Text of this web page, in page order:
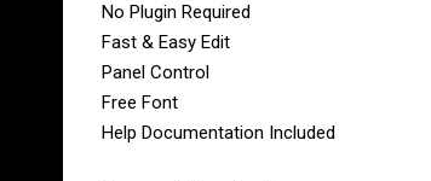
No Plugin Required
Fast & Easy Edit
Panel Control
Free Font
Help Documentation Included